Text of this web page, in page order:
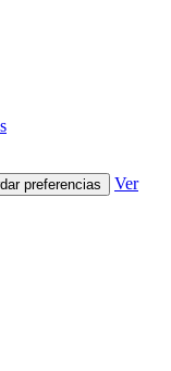
preferencias
Ver